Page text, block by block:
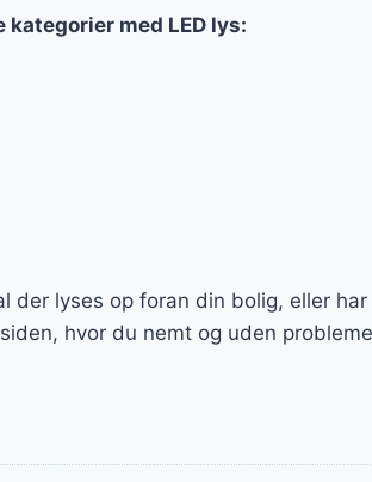
med LED lys:
der lyses op foran din bolig, eller
hvor du nemt og uden